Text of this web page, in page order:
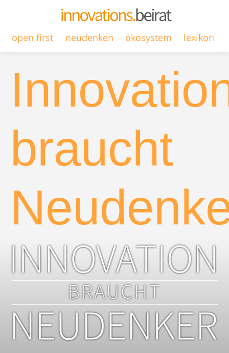
open first neudenken ökosystem lexikon
braucht